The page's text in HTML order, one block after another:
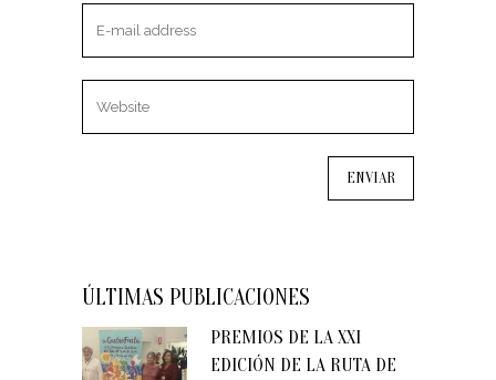
ÚLTIMAS PUBLICACIONES
PREMIOS DE LA XXI
EDICIÓN DE LA RUTA DE